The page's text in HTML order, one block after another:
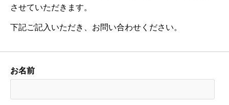
させていただきます。
下記ご記入いただき、お問い合わせください。
お名前